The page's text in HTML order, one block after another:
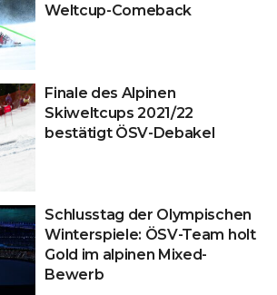
Weltcup-Comeback
Finale des Alpinen
Skiweltcups 2021/22
bestätigt ÖSV-Debakel
Schlusstag der Olympischen
Winterspiele: ÖSV-Team holt
Gold im alpinen Mixed-
Bewerb